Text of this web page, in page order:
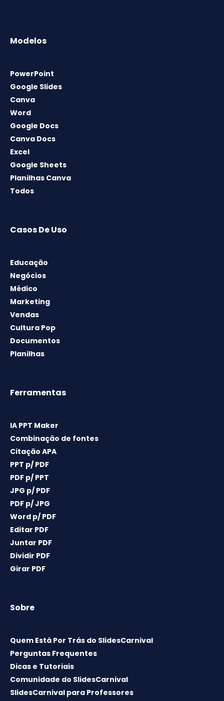
Modelos
PowerPoint
Google Slides
Canva
Word
Google Docs
Canva Docs
Excel
Google Sheets
Planilhas Canva
Todos
Casos De Uso
Educação
Negócios
Médico
Marketing
Vendas
Cultura Pop
Documentos
Planilhas
Ferramentas
IA PPT Maker
Combinação de fontes
Citação APA
PPT p/ PDF
PDF p/ PPT
JPG p/ PDF
PDF p/ JPG
Word p/ PDF
Editar PDF
Juntar PDF
Dividir PDF
Girar PDF
Sobre
Quem Está Por Trás do SlidesCarnival
Perguntas Frequentes
Dicas e Tutoriais
Comunidade do SlidesCarnival
SlidesCarnival para Professores